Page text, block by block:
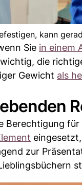
kann
Sie in einem
die
Gewicht als
Berechtigung
zur